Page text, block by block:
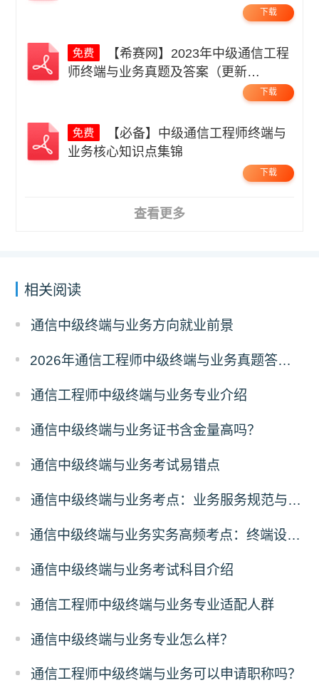
下载
师终端与业务真题及答案（更新
下载
业务核心知识点集锦
下载
查看更多
相关阅读
通信中级终端与业务方向就业前景
2026年通信工程师中级终端与业务真题答案解析（考后更新）
通信工程师中级终端与业务专业介绍
通信中级终端与业务证书含金量高吗？
通信中级终端与业务考试易错点
通信中级终端与业务考点：业务服务规范与合规
通信中级终端与业务实务高频考点：终端设备故障排查解析
通信中级终端与业务考试科目介绍
通信工程师中级终端与业务专业适配人群
通信中级终端与业务专业怎么样？
通信工程师中级终端与业务可以申请职称吗？